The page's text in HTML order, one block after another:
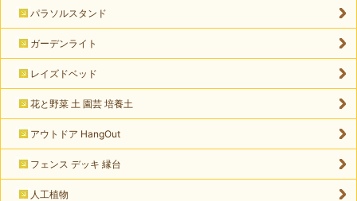
パラソルスタンド
ガーデンライト
レイズドベッド
花と野菜 土 園芸 培養土
アウトドア HangOut
フェンス デッキ 縁台
人工植物